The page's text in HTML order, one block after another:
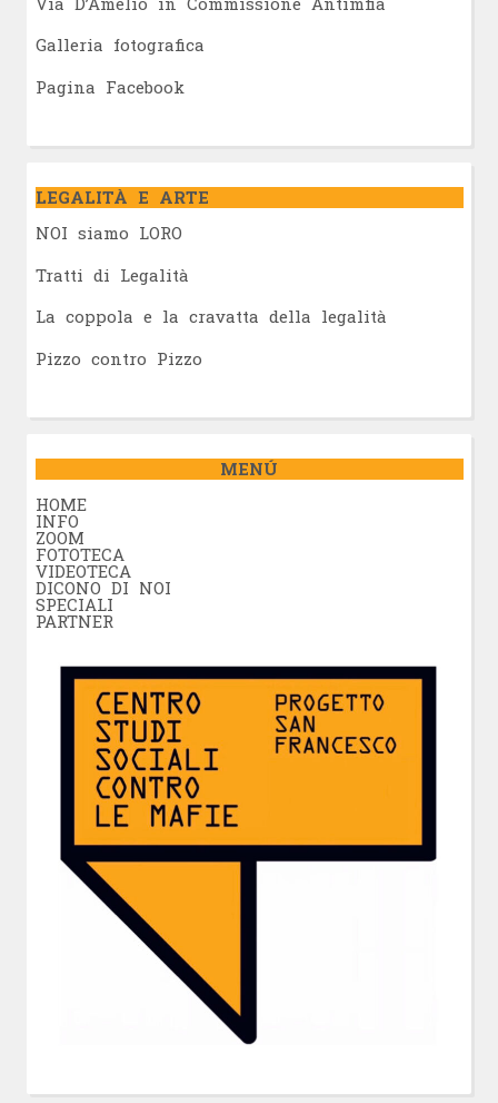
Galleria fotografica
Pagina Facebook
LEGALITÀ E ARTE
NOI siamo LORO
Tratti di Legalità
La coppola e la cravatta della legalità
Pizzo contro Pizzo
MENÚ
HOME
INFO
ZOOM
FOTOTECA
VIDEOTECA
DICONO DI NOI
SPECIALI
PARTNER